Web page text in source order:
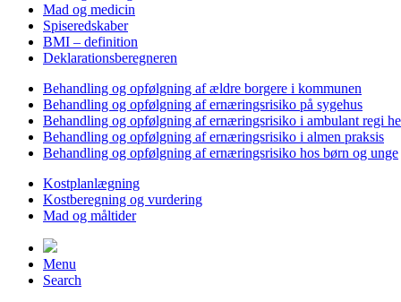
Mad og medicin
Spiseredskaber
BMI – definition
Deklarationsberegneren
Behandling og opfølgning af ældre borgere i kommunen
Behandling og opfølgning af ernæringsrisiko på sygehus
Behandling og opfølgning af ernæringsrisiko i ambulant regi
Behandling og opfølgning af ernæringsrisiko i almen praksis
Behandling og opfølgning af ernæringsrisiko hos børn og unge
Kostplanlægning
Kostberegning og vurdering
Mad og måltider
Menu
Search